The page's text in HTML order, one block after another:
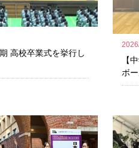
高校卒業式を挙行し
【
ボ